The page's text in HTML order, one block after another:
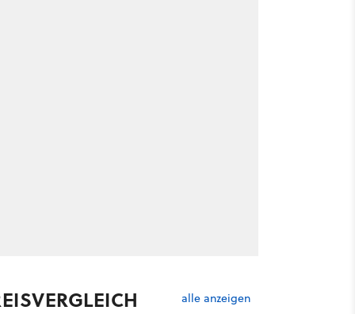
alle anzeigen